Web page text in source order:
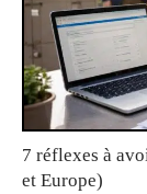
7 réflexes à
et Europe)